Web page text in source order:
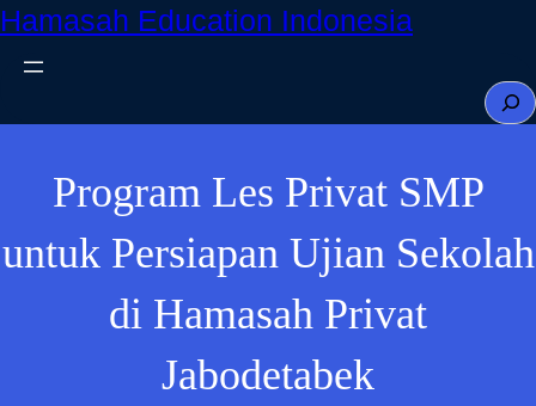
Skip
Hamasah Education Indonesia
S
e
c
h
Program Les Privat SMP
untuk Persiapan Ujian Sekolah
di Hamasah Privat
Jabodetabek